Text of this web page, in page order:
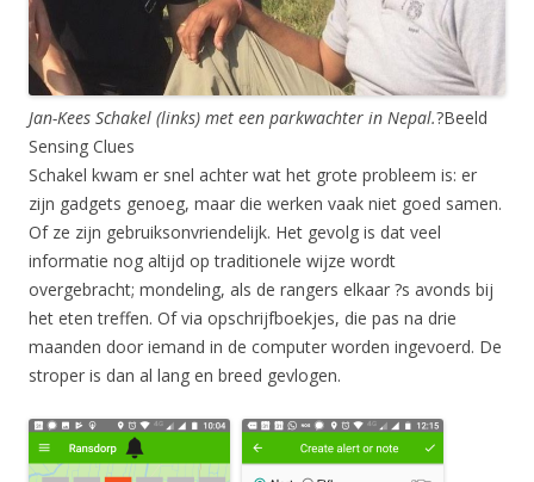
Jan-Kees Schakel (links) met een parkwachter in Nepal.?Beeld
Sensing Clues
Schakel kwam er snel achter wat het grote probleem is: er
zijn gadgets genoeg, maar die werken vaak niet goed samen.
Of ze zijn gebruiksonvriendelijk. Het gevolg is dat veel
informatie nog altijd op traditionele wijze wordt
overgebracht; mondeling, als de rangers elkaar ?s avonds bij
het eten treffen. Of via opschrijfboekjes, die pas na drie
maanden door iemand in de computer worden ingevoerd. De
stroper is dan al lang en breed gevlogen.